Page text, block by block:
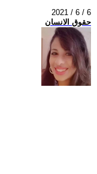
2021 / 6 / 6
حقوق الانسان